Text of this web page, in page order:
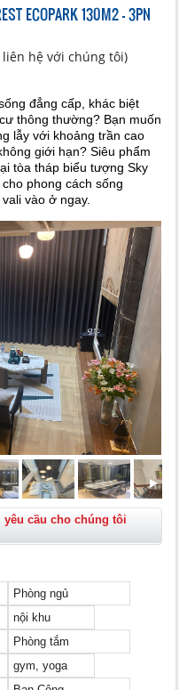
ECOPARK 130M2 - 3PN
liên hệ với chúng tôi)
đẳng cấp, khác biệt
thông thường? Bạn muốn
lẫy với khoảng trần cao
giới hạn? Siêu phẩm
tòa tháp biểu tượng Sky
phong cách sống
vào ở ngay.
yêu cầu cho chúng tôi
Phòng ngủ
nội khu
Phòng tắm
gym, yoga